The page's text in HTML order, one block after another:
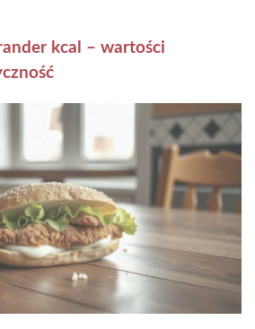
kcal – wartości